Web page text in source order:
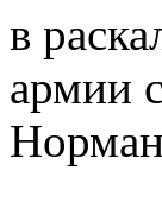
в
армии